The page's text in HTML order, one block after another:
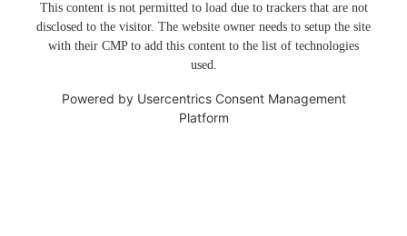
This content is not permitted to load due to trackers that are not
disclosed to the visitor. The website owner needs to setup the site
with their CMP to add this content to the list of technologies
used.
Powered by Usercentrics Consent Management
Platform